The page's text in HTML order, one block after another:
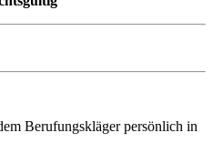
Berufungskläger persönlich in